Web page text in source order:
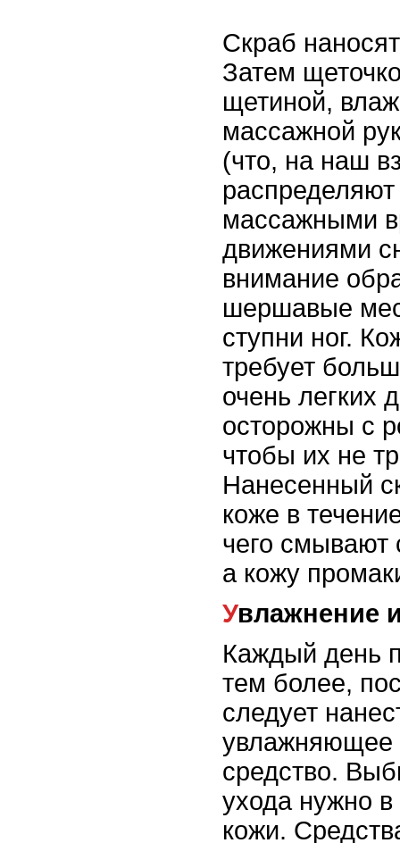
Скраб
Затем
щетиной,
массажной
(что, на наш
распределяют
массажными
движениями
внимание
шершавые
ступни ног.
требует
очень легких
осторожны с
чтобы их не
Нанесенный
коже в
чего смывают
а кожу
Увлажнение
Каждый день
тем более,
следует
увлажняющее
средство.
ухода нужно в
кожи.